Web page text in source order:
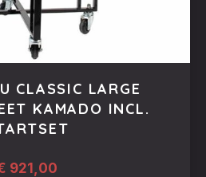
CLASSIC LARGE
KAMADO INCL.
921,00